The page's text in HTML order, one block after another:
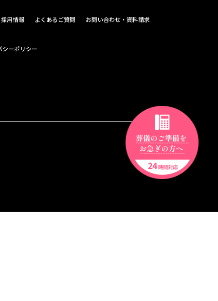
採用情報 よくあるご質問 お問い合わせ・資料請求
シーポリシー